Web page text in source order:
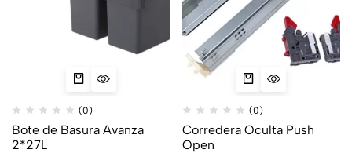
(0)
Bote de Basura Avanza
2*27L
(0)
Corredera Oculta Push
Open